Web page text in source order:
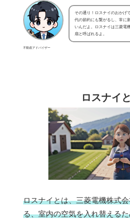
不動産アドバイザー
その通り！ロスナイのおかげ
代の節約にも繋がるし、常に
いんだよ。ロスナイは三菱電
扇と呼ばれるよ。
ロスナイ
ロスナイとは、三菱電機株式
る、室内の空気を入れ替える